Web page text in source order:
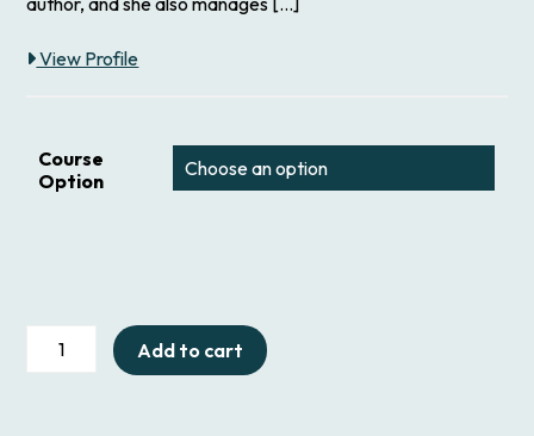
View Profile
Course
Option
204P
Noções
Add to cart